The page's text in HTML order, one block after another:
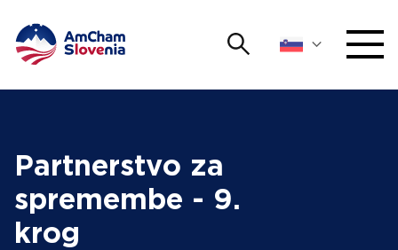
Išči
ZAGOVORNIŠTVO
AmChamYOUNG
Partnerstvo za
spremembe - 9.
krog